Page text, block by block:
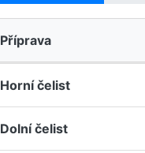
Příprava
Horní čelist
Dolní čelist